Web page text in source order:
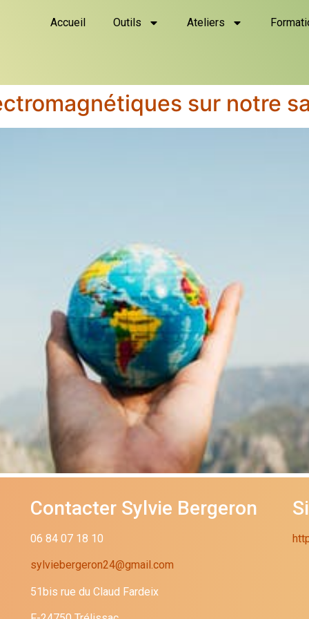
Accueil Outils Ateliers
sur notre
Contacter Sylvie Bergeron
06 84 07 18 10
sylviebergeron24@gmail.com
51bis rue du Claud Fardeix